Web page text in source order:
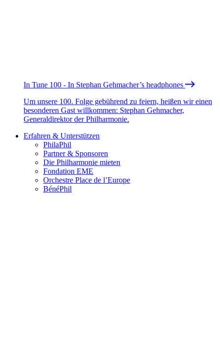
In Tune 100 - In Stephan Gehmacher’s headphones
Um unsere 100. Folge gebührend zu feiern, heißen wir einen
besonderen Gast willkommen: Stephan Gehmacher,
Generaldirektor der Philharmonie.
Erfahren & Unterstützen
PhilaPhil
Partner & Sponsoren
Die Philharmonie mieten
Fondation EME
Orchestre Place de l’Europe
BénéPhil